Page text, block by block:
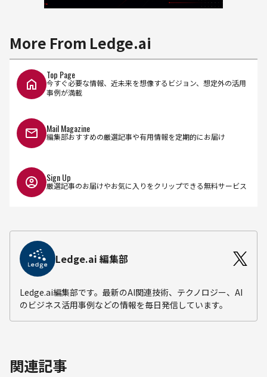
More From Ledge.ai
Top Page
今すぐ必要な情報、近未来を想像するビジョン、想定外の活用
事例が満載
Mail Magazine
編集部おすすめの厳選記事や有用情報を定期的にお届け
Sign Up
厳選記事のお届けやお気に入りをクリップできる無料サービス
Ledge.ai 編集部
Ledge.ai編集部です。最新のAI関連技術、テクノロジー、AI
のビジネス活用事例などの情報を毎日発信しています。
関連記事